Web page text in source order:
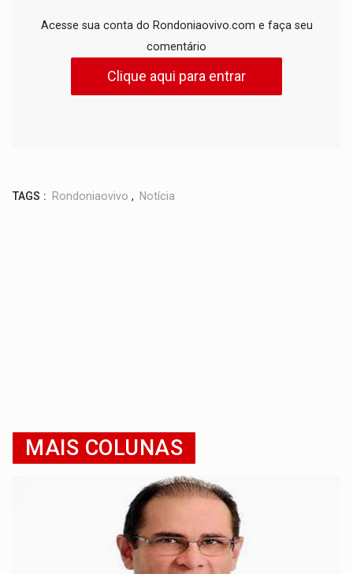
Acesse sua conta do Rondoniaovivo.com e faça seu
comentário
Clique aqui para entrar
TAGS : Rondoniaovivo , Notícia
MAIS COLUNAS